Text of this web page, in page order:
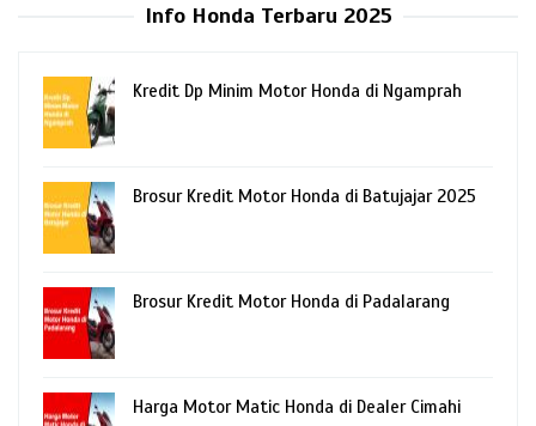
Info Honda Terbaru 2025
Kredit Dp Minim Motor Honda di Ngamprah
Brosur Kredit Motor Honda di Batujajar 2025
Brosur Kredit Motor Honda di Padalarang
Harga Motor Matic Honda di Dealer Cimahi